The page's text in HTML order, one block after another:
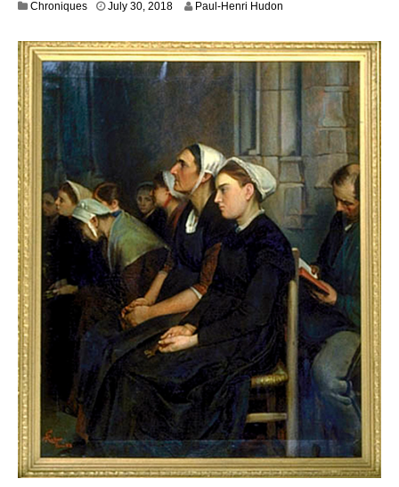
Chroniques July 30, 2018J
y
1
8
Paul-Henri Hudon